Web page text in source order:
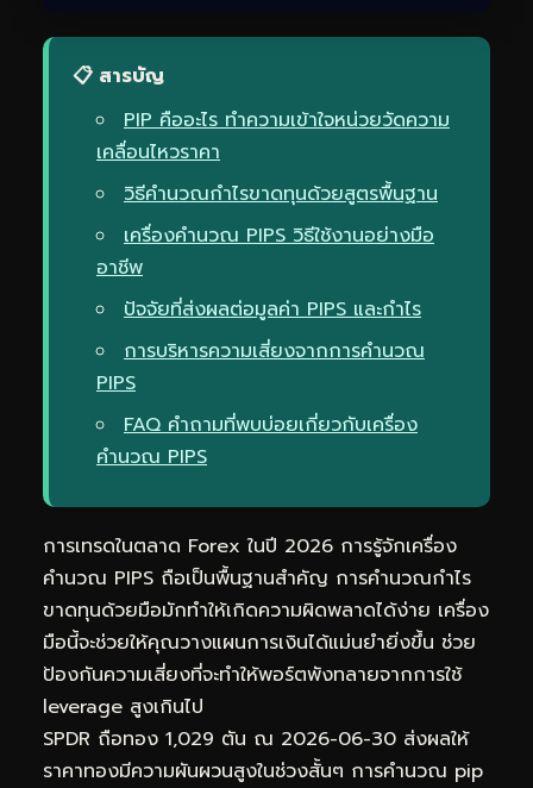
📋 สารบัญ
PIP คืออะไร ทำความเข้าใจหน่วยวัดความ
เคลื่อนไหวราคา
วิธีคำนวณกำไรขาดทุนด้วยสูตรพื้นฐาน
เครื่องคำนวณ PIPS วิธีใช้งานอย่างมือ
อาชีพ
ปัจจัยที่ส่งผลต่อมูลค่า PIPS และกำไร
การบริหารความเสี่ยงจากการคำนวณ
PIPS
FAQ คำถามที่พบบ่อยเกี่ยวกับเครื่อง
คำนวณ PIPS
การเทรดในตลาด Forex ในปี 2026 การรู้จักเครื่อง
คำนวณ PIPS ถือเป็นพื้นฐานสำคัญ การคำนวณกำไร
ขาดทุนด้วยมือมักทำให้เกิดความผิดพลาดได้ง่าย เครื่อง
มือนี้จะช่วยให้คุณวางแผนการเงินได้แม่นยำยิ่งขึ้น ช่วย
ป้องกันความเสี่ยงที่จะทำให้พอร์ตพังทลายจากการใช้
leverage สูงเกินไป
SPDR ถือทอง 1,029 ตัน ณ 2026-06-30 ส่งผลให้
ราคาทองมีความผันผวนสูงในช่วงสั้นๆ การคำนวณ pip